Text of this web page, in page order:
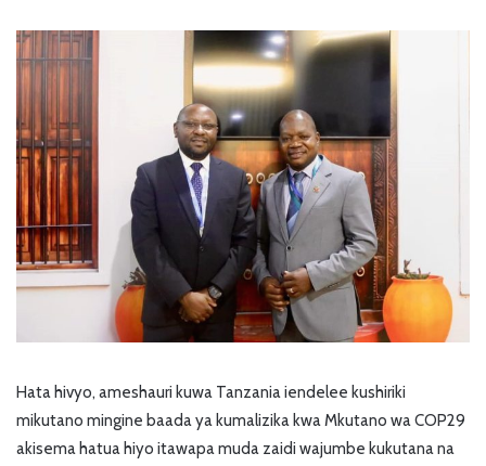
Hata hivyo, ameshauri kuwa Tanzania iendelee kushiriki
mikutano mingine baada ya kumalizika kwa Mkutano wa COP29
akisema hatua hiyo itawapa muda zaidi wajumbe kukutana na